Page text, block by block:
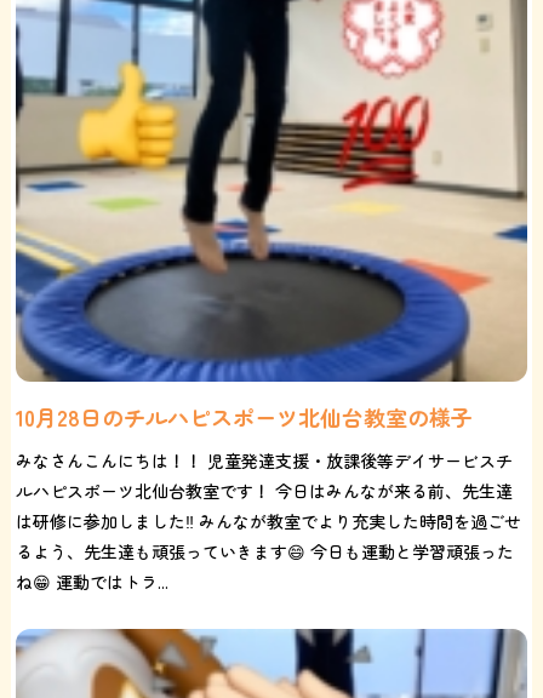
10月28日のチルハピスポーツ北仙台教室の様子
みなさんこんにちは！！ 児童発達支援・放課後等デイサービスチ
ルハピスポーツ北仙台教室です！ 今日はみんなが来る前、先生達
は研修に参加しました‼️ みんなが教室でより充実した時間を過ごせ
るよう、先生達も頑張っていきます😄 今日も運動と学習頑張った
ね😁 運動ではトラ...